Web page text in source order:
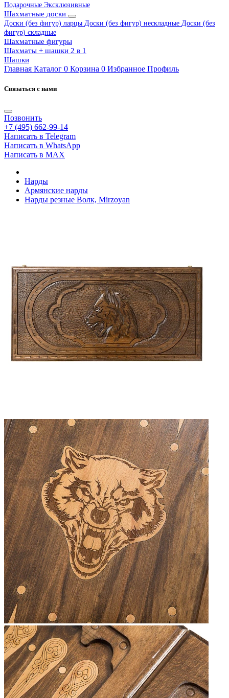
Подарочные Эксклюзивные
Шахматные доски
Доски (без фигур) ларцы Доски (без фигур) нескладные Доски (без
фигур) складные
Шахматные фигуры
Шахматы + шашки 2 в 1
Шашки
Главная Каталог 0 Корзина 0 Избранное Профиль
Связаться с нами
Позвонить
+7 (495) 662-99-14
Написать в Telegram
Написать в WhatsApp
Написать в MAX
Нарды
Армянские нарды
Нарды резные Волк, Mirzoyan